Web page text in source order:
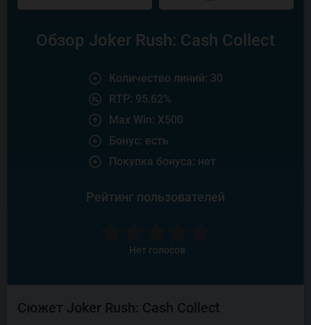
Обзор Joker Rush: Cash Collect
Количество линий: 30
RTP: 95.62%
Max Win: X500
Бонус: есть
Покупка бонуса: нет
Рейтинг пользователей
Нет голосов
Сюжет Joker Rush: Cash Collect